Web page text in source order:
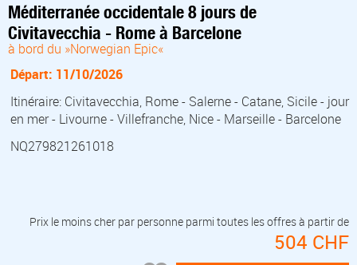
Méditerranée occidentale 8 jours de
Civitavecchia - Rome à Barcelone
à bord du »Norwegian Epic«
Départ: 11/10/2026
Itinéraire: Civitavecchia, Rome - Salerne - Catane, Sicile - jour
en mer - Livourne - Villefranche, Nice - Marseille - Barcelone
NQ279821261018
Prix le moins cher par personne parmi toutes les offres à partir de
504 CHF